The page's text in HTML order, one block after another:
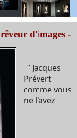
d'images -
" Jacques
Prévert
comme vous
ne l'avez